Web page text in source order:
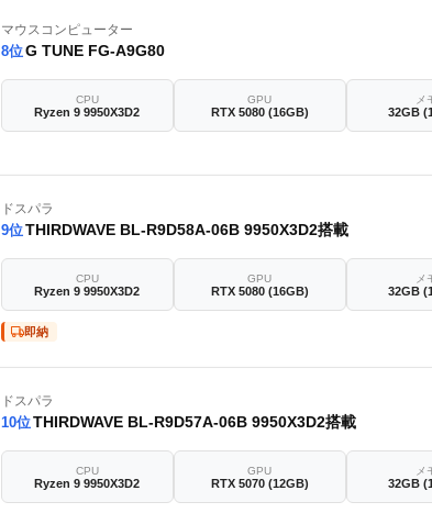
マウスコンピューター
8位G TUNE FG-A9G80
CPU
Ryzen 9 9950X3D2
GPU
RTX 5080 (16GB)
メ
32GB
ドスパラ
9位THIRDWAVE BL-R9D58A-06B 9950X3D2搭載
CPU
Ryzen 9 9950X3D2
GPU
RTX 5080 (16GB)
メ
32GB
即納
ドスパラ
10位THIRDWAVE BL-R9D57A-06B 9950X3D2搭載
CPU
Ryzen 9 9950X3D2
GPU
RTX 5070 (12GB)
メ
32GB